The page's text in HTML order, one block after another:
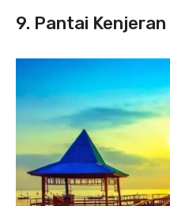
9. Pantai Kenjeran